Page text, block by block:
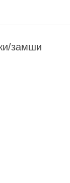
замши